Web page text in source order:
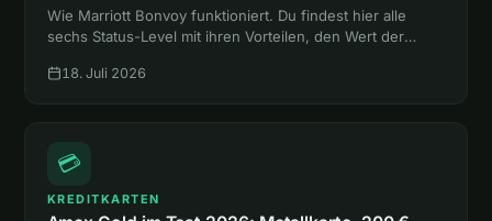
Wie Marriott Bonvoy funktioniert. Du findest hier alle
sechs Status-Level mit ihren Vorteilen, den Wert der
eine einzige Hotelnacht.
18. Juli 2026
💳
KREDITKARTEN